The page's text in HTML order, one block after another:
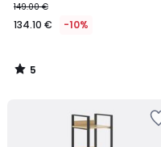
149.00 €
134.10 € -10%
5
/